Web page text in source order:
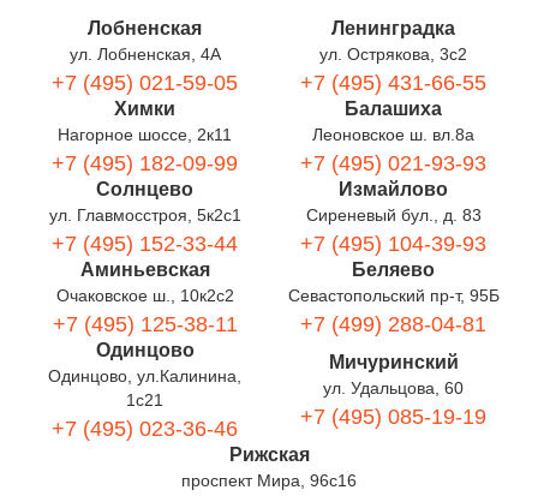
Лобненская
ул. Лобненская, 4А
+7 (495) 021-59-05
Ленинградка
ул. Острякова, 3с2
+7 (495) 431-66-55
Химки
Нагорное шоссе, 2к11
+7 (495) 182-09-99
Балашиха
Леоновское ш. вл.8а
+7 (495) 021-93-93
Солнцево
ул. Главмосстроя, 5к2с1
+7 (495) 152-33-44
Измайлово
Сиреневый бул., д. 83
+7 (495) 104-39-93
Аминьевская
Очаковское ш., 10к2с2
+7 (495) 125-38-11
Беляево
Севастопольский пр-т, 95Б
+7 (499) 288-04-81
Одинцово
Одинцово, ул.Калинина,
1с21
+7 (495) 023-36-46
Мичуринский
ул. Удальцова, 60
+7 (495) 085-19-19
Рижская
проспект Мира, 96с16